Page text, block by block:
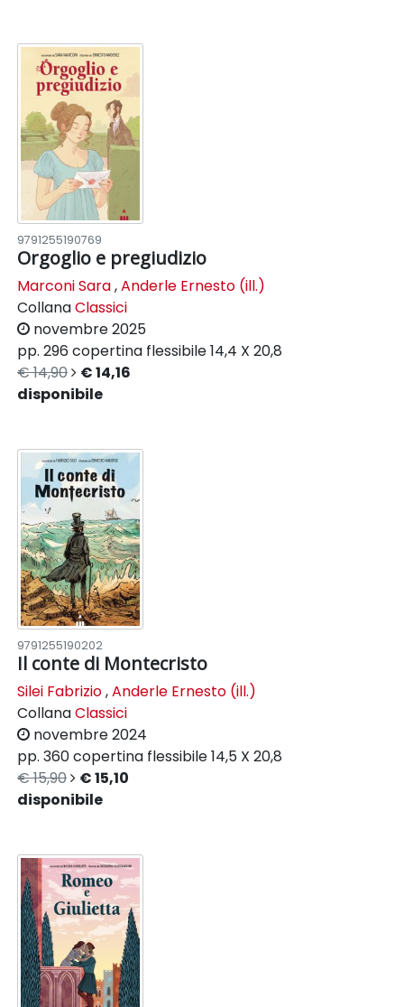
9791255190769
Orgoglio e pregiudizio
Marconi Sara,Anderle Ernesto (ill.)
CollanaClassici
novembre 2025
pp. 296 copertina flessibile14,4 X 20,8
€ 14,90
€ 14,16
disponibile
9791255190202
Il conte di Montecristo
Silei Fabrizio,Anderle Ernesto (ill.)
CollanaClassici
novembre 2024
pp. 360copertina flessibile14,5 X 20,8
€ 15,90
€ 15,10
disponibile